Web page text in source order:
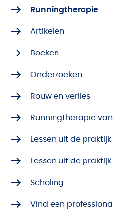
Runningtherapie
Artikelen
Boeken
Onderzoeken
Rouw en verlies
Runningtherapie
Lessen uit de praktijk
Lessen uit de
Scholing
Vind een professional